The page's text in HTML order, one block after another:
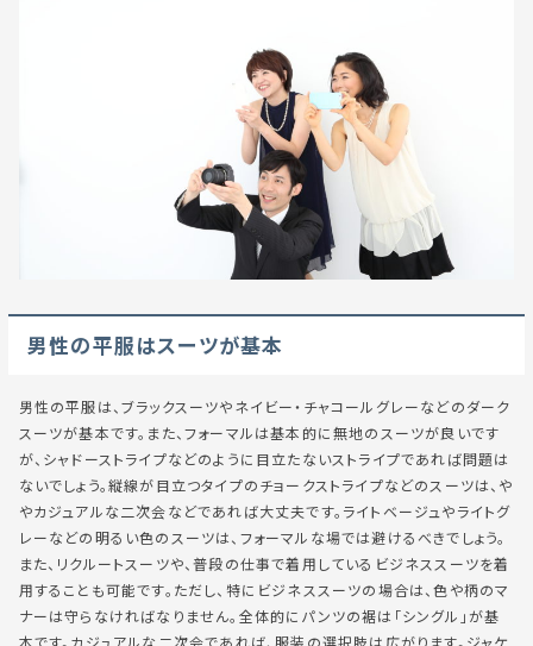
男性の平服はスーツが基本
男性の平服は、ブラックスーツやネイビー・チャコールグレーなどのダーク
スーツが基本です。また、フォーマルは基本的に無地のスーツが良いです
が、シャドーストライプなどのように目立たないストライプであれば問題は
ないでしょう。縦線が目立つタイプのチョークストライプなどのスーツは、や
やカジュアルな二次会などであれば大丈夫です。ライトベージュやライトグ
レーなどの明るい色のスーツは、フォーマルな場では避けるべきでしょう。
また、リクルートスーツや、普段の仕事で着用しているビジネススーツを着
用することも可能です。ただし、特にビジネススーツの場合は、色や柄のマ
ナーは守らなければなりません。全体的にパンツの裾は「シングル」が基